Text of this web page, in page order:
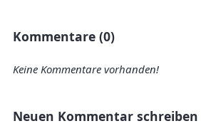
Kommentare (0)
Keine Kommentare vorhanden!
Neuen Kommentar schreiben